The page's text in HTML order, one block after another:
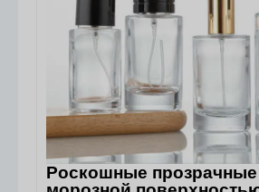
Роскошные